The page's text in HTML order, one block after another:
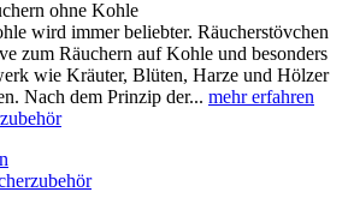
ohne Kohle
wird immer beliebter. Räucherstövchen
zum Räuchern auf Kohle und besonders
wie Kräuter, Blüten, Harze und Hölzer
Nach dem Prinzip der... mehr erfahren